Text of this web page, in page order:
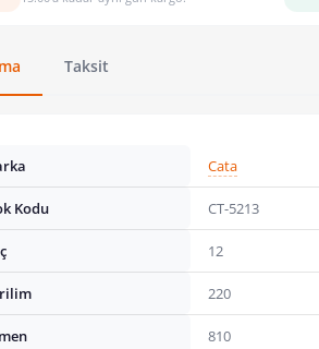
Taksit
Cata
Kodu CT-5213
12
220
810